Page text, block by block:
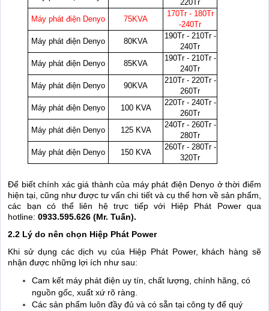
220Tr
Máy phát điện Denyo
75KVA
170Tr - 180Tr
-240Tr
Máy phát điện Denyo
80KVA
190Tr - 210Tr -
240Tr
Máy phát điện Denyo
85KVA
190Tr - 210Tr -
240Tr
Máy phát điện Denyo
90KVA
210Tr - 220Tr -
260Tr
Máy phát điện Denyo
100 KVA
220Tr - 240Tr -
260Tr
Máy phát điện Denyo
125 KVA
240Tr - 260Tr -
280Tr
Máy phát điện Denyo
150 KVA
260Tr - 280Tr -
320Tr
Để biết chính xác giá thành của máy phát điện Denyo ở thời điểm
hiện tại, cũng như được tư vấn chi tiết và cụ thể hơn về sản phẩm,
các bạn có thể liên hệ trực tiếp với Hiệp Phát Power qua
hotline: 0933.595.626 (Mr. Tuấn).
2.2 Lý do nên chọn Hiệp Phát Power
Khi sử dụng các dịch vụ của Hiệp Phát Power, khách hàng sẽ
nhận được những lợi ích như sau:
Cam kết máy phát điện uy tín, chất lượng, chính hãng, có
nguồn gốc, xuất xứ rõ ràng.
Các sản phẩm luôn đầy đủ và có sẵn tại công ty để quý